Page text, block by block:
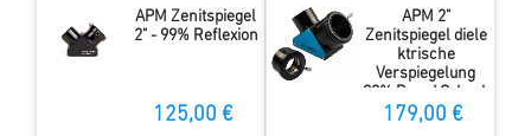
APM Zenitspiegel
2" - 99% Reflexion
125,00 €
APM 2"
Zenitspiegel diele
ktrische
Verspiegelung
99% R und Q-Lock
179,00 €